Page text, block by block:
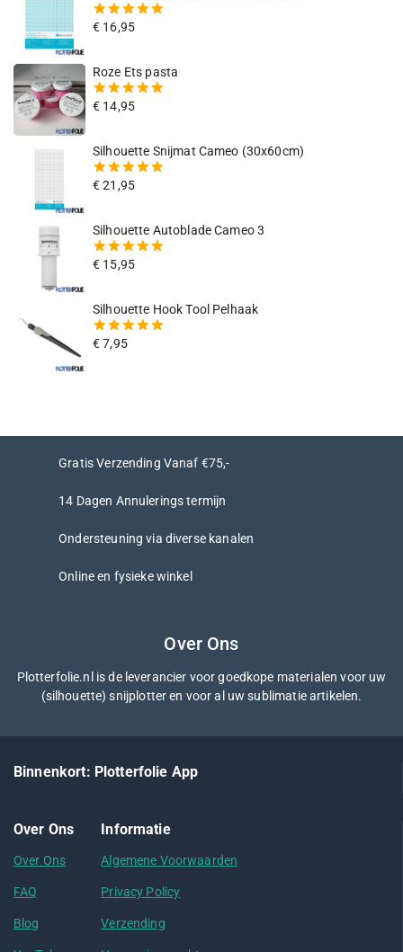
5.00van
€ 16,95
Roze Ets pasta
5.00van
€ 14,95
Silhouette Snijmat Cameo (30x60cm)
5.00 van
€21,95
Silhouette Autoblade Cameo 3
5.00van
€ 15,95
Silhouette Hook Tool Pelhaak
5.00van
€7,95
Gratis Verzending Vanaf €75,-
14 Dagen Annulerings termijn
Ondersteuning via diverse kanalen
Online en fysieke winkel
Over Ons
Plotterfolie.nl is de leverancier voor goedkope materialen voor uw
(silhouette) snijplotter en voor al uw sublimatie artikelen.
Binnenkort: Plotterfolie App
Over Ons
Over Ons
FAQ
Blog
Informatie
Algemene Voorwaarden
Privacy Policy
Verzending